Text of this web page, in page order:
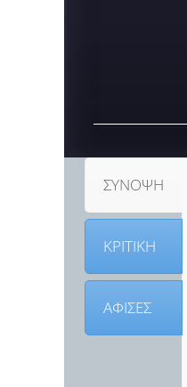
ΣΥΝΟΨΗ
ΚΡΙΤΙΚΗ
ΑΦΙΣΕΣ